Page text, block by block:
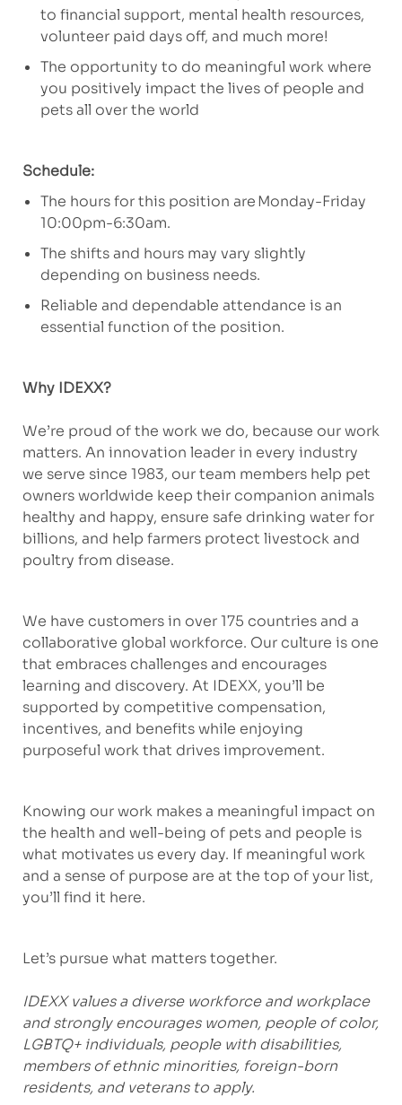
to financial support, mental health resources,
volunteer paid days off, and much more!
The opportunity to do meaningful work where
you positively impact the lives of people and
pets all over the world
Schedule:
The hours for this position are Monday-Friday
10:00pm-6:30am.
The shifts and hours may vary slightly
depending on business needs.
Reliable and dependable attendance is an
essential function of the position.
Why IDEXX?
We’re proud of the work we do, because our work
matters. An innovation leader in every industry
we serve since 1983, our team members help pet
owners worldwide keep their companion animals
healthy and happy, ensure safe drinking water for
billions, and help farmers protect livestock and
poultry from disease.
We have customers in over 175 countries and a
collaborative global workforce. Our culture is one
that embraces challenges and encourages
learning and discovery. At IDEXX, you’ll be
supported by competitive compensation,
incentives, and benefits while enjoying
purposeful work that drives improvement.
Knowing our work makes a meaningful impact on
the health and well-being of pets and people is
what motivates us every day. If meaningful work
and a sense of purpose are at the top of your list,
you’ll find it here.
Let’s pursue what matters together.
IDEXX values a diverse workforce and workplace
and strongly encourages women, people of color,
LGBTQ+ individuals, people with disabilities,
members of ethnic minorities, foreign-born
residents, and veterans to apply.